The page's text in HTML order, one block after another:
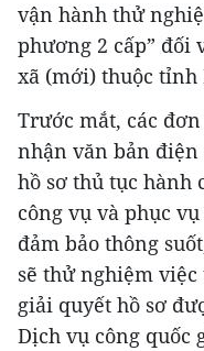
vận hành thử
phương 2 cấp” đối
xã (mới) thuộc
Trước mắt, các
nhận văn bản
hồ sơ thủ tục hành
công vụ và phục
đảm bảo thông
sẽ thử nghiệm
giải quyết hồ sơ
Dịch vụ công quốc